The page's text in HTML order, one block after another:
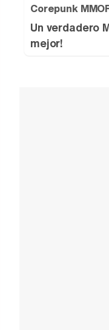
Corepunk
Un verdadero
mejor!